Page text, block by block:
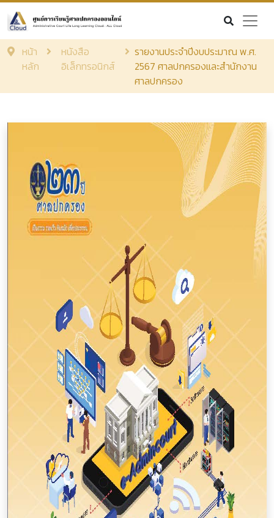
หน้า
หลัก
หนังสือ
อิเล็กทรอนิกส์
รายงานประจำปีงบประมาณ พ.ศ.
2567 ศาลปกครองและสำนักงาน
ศาลปกครอง